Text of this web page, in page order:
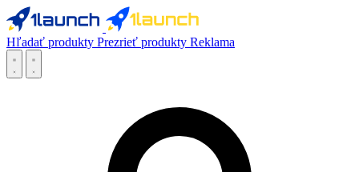
Hľadať produkty Prezrieť produkty Reklama